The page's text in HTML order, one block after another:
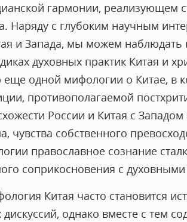
гармонии, реализующем
Наряду с глубоким научным
и Запада, мы можем наблюдать
духовных практик Китая и
одной мифологии о Китае, в
противополагаемой
России и Китая с
чувства собственного
православное сознание
соприкосновения с
Китая часто становится
однако вместе с тем